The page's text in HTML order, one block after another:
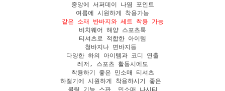
중앙에 서퍼데이 나염 포인트
같은 소재 반바지와 세트 착용 가능
비치웨어 해양 스포츠룩
티셔츠로 적합한 아이템
청바지나 면바지등
다양한 하의 아이템과 코디 연출
레저, 스포츠 활동시에도
착용하기 좋은 민소매 티셔츠
하절기에 시원하게 착용하시기 좋은